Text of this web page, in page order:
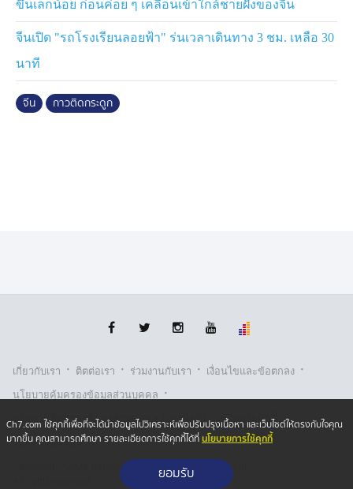
ขึ้นเล็กน้อย ก่อนค่อย ๆ เคลื่อนเข้าใกล้ชายฝั่งของจีน
จีนเปิด "รถโรงเรียนลอยฟ้า" ร่นเวลาเดินทาง 3 ชม. เหลือ 30
นาที
จีน กาวติดกระดูก
เกี่ยวกับเรา · ติตต่อเรา · ร่วมงานกับเรา · เงื่อนไขและข้อตกลง ·
นโยบายคุ้มครองข้อมูลส่วนบุคคล ·
นโยบายคุ้มครองข้อมูลส่วนบุคคล (ออนไลน์) · นโยบายคุกกี้ ·
รับเรื่องร้องเรียน
Copyright © 2026 Bangkok Broadcasting & T.V. Co.,Ltd.
Ch7.com ใช้คุกกี้เพื่อที่จะได้นำข้อมูลไปวิเคราะห์เพื่อปรับปรุงเนื้อหา และเว็บไซต์ให้ตรงกับใจคุณ
มากขึ้น คุณสามารถศึกษา รายละเอียดการใช้คุกกี้ได้ที่นโยบายการใช้คุกกี้
ยอมรับ